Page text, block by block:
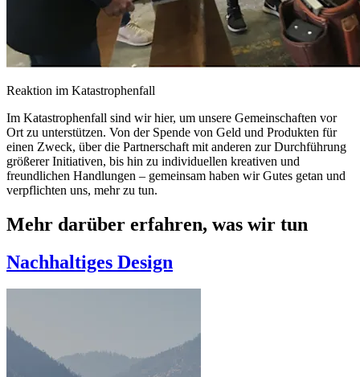
Reaktion im Katastrophenfall
Im Katastrophenfall sind wir hier, um unsere Gemeinschaften vor
Ort zu unterstützen. Von der Spende von Geld und Produkten für
einen Zweck, über die Partnerschaft mit anderen zur Durchführung
größerer Initiativen, bis hin zu individuellen kreativen und
freundlichen Handlungen – gemeinsam haben wir Gutes getan und
verpflichten uns, mehr zu tun.
Mehr darüber erfahren, was wir tun
Nachhaltiges Design